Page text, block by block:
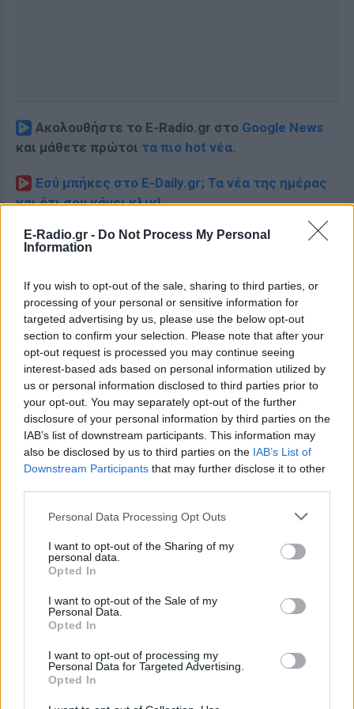
E-Radio.gr - Do Not Process My Personal
Information
If you wish to opt-out of the sale, sharing to third parties, or
processing of your personal or sensitive information for
targeted advertising by us, please use the below opt-out
section to confirm your selection. Please note that after your
opt-out request is processed you may continue seeing
interest-based ads based on personal information utilized by
us or personal information disclosed to third parties prior to
your opt-out. You may separately opt-out of the further
disclosure of your personal information by third parties on the
IAB’s list of downstream participants. This information may
also be disclosed by us to third parties on the IAB’s List of
Downstream Participants that may further disclose it to other
Personal Data Processing Opt Outs
I want to opt-out of the Sharing of my
personal data.
Opted In
I want to opt-out of the Sale of my
Personal Data.
Opted In
I want to opt-out of processing my
Personal Data for Targeted Advertising.
Opted In
Ακολουθήστε το E-Radio.gr στο Google News
και μάθετε πρώτοι τα πιο hot νέα.
Εσύ μπήκες στο E-Daily.gr; Τα νέα της ημέρας
και ότι σου κάνει κλικ!
Ακολουθήστε το E-Radio.gr και στο Instagram
ΔΕΙΤΕ ΕΠΙΣΗΣ